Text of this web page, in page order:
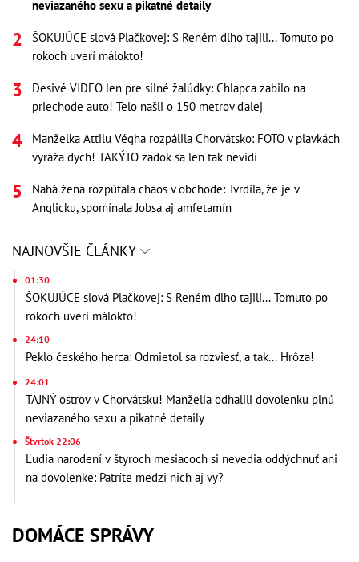
neviazaného sexu a pikatné detaily
ŠOKUJÚCE slová Plačkovej: S Reném dlho tajili... Tomuto po
rokoch uverí málokto!
Desivé VIDEO len pre silné žalúdky: Chlapca zabilo na
priechode auto! Telo našli o 150 metrov ďalej
Manželka Attilu Végha rozpálila Chorvátsko: FOTO v plavkách
vyráža dych! TAKÝTO zadok sa len tak nevidí
Nahá žena rozpútala chaos v obchode: Tvrdila, že je v
Anglicku, spomínala Jobsa aj amfetamín
NAJNOVŠIE ČLÁNKY
01:30
ŠOKUJÚCE slová Plačkovej: S Reném dlho tajili... Tomuto po
rokoch uverí málokto!
24:10
Peklo českého herca: Odmietol sa rozviesť, a tak... Hrôza!
24:01
TAJNÝ ostrov v Chorvátsku! Manželia odhalili dovolenku plnú
neviazaného sexu a pikatné detaily
Štvrtok 22:06
Ľudia narodení v štyroch mesiacoch si nevedia oddýchnuť ani
na dovolenke: Patríte medzi nich aj vy?
DOMÁCE SPRÁVY